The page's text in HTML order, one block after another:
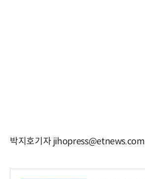
박지호기자 jihopress@etnews.com